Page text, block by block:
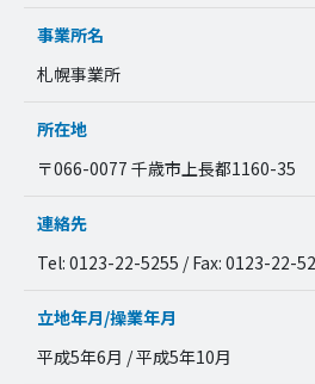
事業所名
札幌事業所
所在地
〒066-0077 千歳市上長都1160-35
連絡先
Tel: 0123-22-5255 / Fax: 0123-22-
立地年月/操業年月
平成5年6月 / 平成5年10月